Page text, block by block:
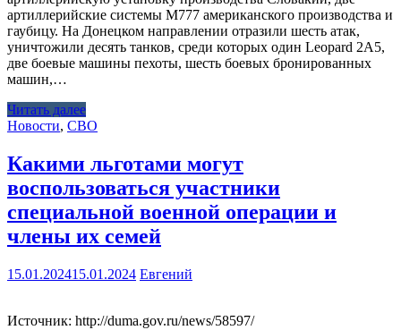
артиллерийские системы М777 американского производства и
гаубицу. На Донецком направлении отразили шесть атак,
уничтожили десять танков, среди которых один Leopard 2А5,
две боевые машины пехоты, шесть боевых бронированных
машин,…
Читать далее
Новости, СВО
Какими льготами могут
воспользоваться участники
специальной военной операции и
члены их семей
15.01.202415.01.2024 Евгений
Источник: http://duma.gov.ru/news/58597/